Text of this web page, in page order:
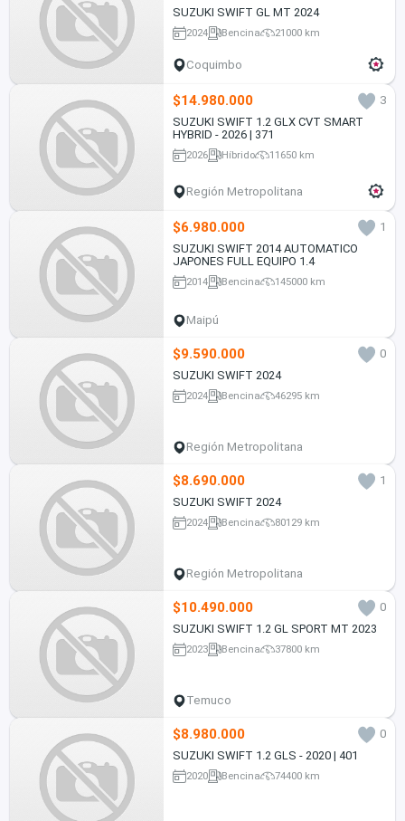
SUZUKI SWIFT GL MT 2024
2024 Bencina 21000 km
Coquimbo
$14.980.000
3
SUZUKI SWIFT 1.2 GLX CVT SMART
HYBRID - 2026 | 371
2026 Híbrido 11650 km
Región Metropolitana
$6.980.000
1
SUZUKI SWIFT 2014 AUTOMATICO
JAPONES FULL EQUIPO 1.4
2014 Bencina 145000 km
Maipú
$9.590.000
0
SUZUKI SWIFT 2024
2024 Bencina 46295 km
Región Metropolitana
$8.690.000
1
SUZUKI SWIFT 2024
2024 Bencina 80129 km
Región Metropolitana
$10.490.000
0
SUZUKI SWIFT 1.2 GL SPORT MT 2023
2023 Bencina 37800 km
Temuco
$8.980.000
0
SUZUKI SWIFT 1.2 GLS - 2020 | 401
2020 Bencina 74400 km